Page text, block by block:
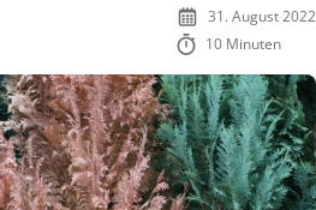
31. August 2022
10 Minuten